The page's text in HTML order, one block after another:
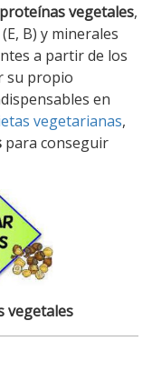
vegetales,
B) y minerales
a partir de los
su propio
en
vegetarianas,
para conseguir
vegetales